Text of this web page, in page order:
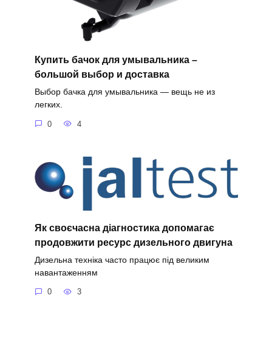
Купить бачок для умывальника –
большой выбор и доставка
Выбор бачка для умывальника — вещь не из
легких.
0 4
Як своєчасна діагностика допомагає
продовжити ресурс дизельного двигуна
Дизельна техніка часто працює під великим
навантаженням
0 3